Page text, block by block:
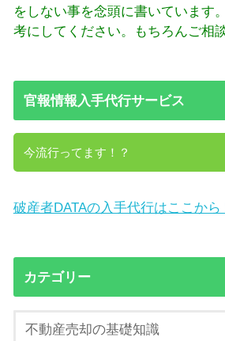
をしない事を念頭に書いています
考にしてください。もちろんご相
官報情報入手代行サービス
今流行ってます！？
破産者DATAの入手代行はここから
カテゴリー